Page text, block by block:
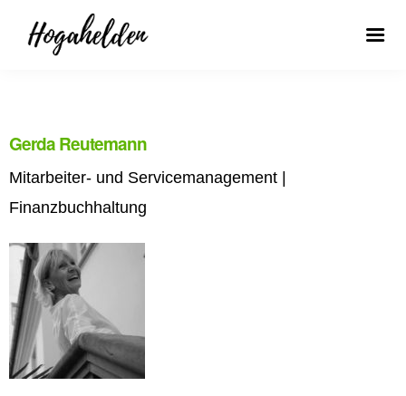
Gerda Reutemann
Mitarbeiter- und Servicemanagement |
Finanzbuchhaltung